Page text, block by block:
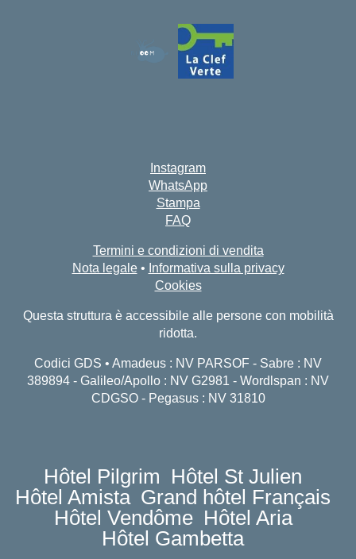
Instagram
WhatsApp
Stampa
FAQ
Termini e condizioni di vendita
Nota legale• Informativa sulla privacy
Cookies
Questa struttura è accessibile alle persone con mobilità
ridotta.
Codici GDS • Amadeus : NV PARSOF - Sabre : NV
389894 - Galileo/Apollo : NV G2981 - Wordlspan : NV
CDGSO - Pegasus : NV 31810
Hôtel Pilgrim
Hôtel St Julien
Hôtel Amista Grand hôtel Français
Hôtel Vendôme Hôtel Aria
Hôtel Gambetta